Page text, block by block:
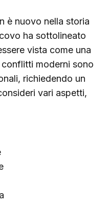
è nuovo nella storia
ha sottolineato
vista come una
moderni sono
richiedendo un
vari aspetti,